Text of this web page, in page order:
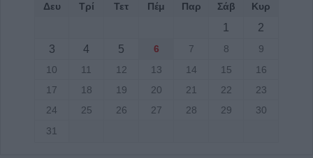
Δευ Τρί Τετ Πέμ Παρ Σάβ Κυρ
1
2
3
4 5 6 7 8
9
10
11 12 13 14 15
16
17
18 19 20 21 22
23
24
25 26 27 28 29
30
31